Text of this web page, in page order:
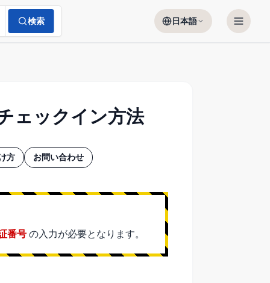
日本語
検索
ェックイン方法
方 お問い合わせ
番号 の入力が必要となります。